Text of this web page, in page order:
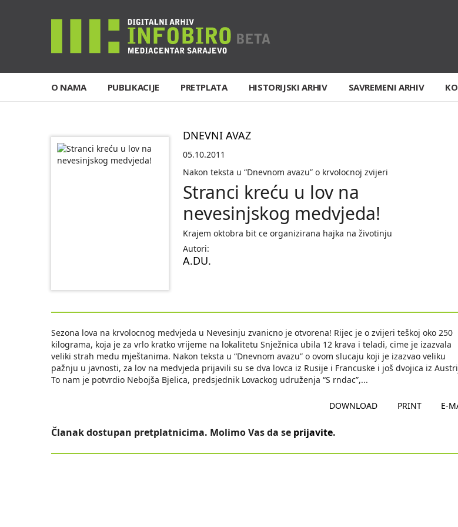
O NAMA PUBLIKACIJE PRETPLATA HISTORIJSKI ARHIV SAVREMENI ARHIV
DNEVNI AVAZ
05.10.2011
Nakon teksta u “Dnevnom avazu” o krvolocnoj zvijeri
Stranci kreću u lov na
nevesinjskog medvjeda!
Krajem oktobra bit ce organizirana hajka na životinju
Autori:
A.DU.
Sezona lova na krvolocnog medvjeda u Nevesinju zvanicno je otvorena! Rijec je o zvijeri teškoj oko 250
kilograma, koja je za vrlo kratko vrijeme na lokalitetu Snježnica ubila 12 krava i teladi, cime je izazvala
veliki strah medu mještanima. Nakon teksta u “Dnevnom avazu” o ovom slucaju koji je izazvao veliku
pažnju u javnosti, za lov na medvjeda prijavili su se dva lovca iz Rusije i Francuske i još dvojica iz
To nam je potvrdio Nebojša Bjelica, predsjednik Lovackog udruženja “S rndac”,...
DOWNLOAD PRINT E-
Članak dostupan pretplatnicima. Molimo Vas da se prijavite.